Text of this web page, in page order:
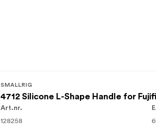
SMALLRIG
4712 Silicone L-Shape Handle for
Art.nr.
128258